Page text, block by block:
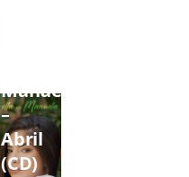
Manuela
–
Abril
(CD)